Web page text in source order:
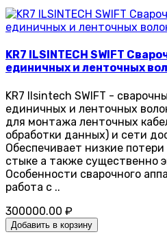
KR7 ILSINTECH SWIFT
единичных и ленточных
KR7 Ilsintech SWIFT -
единичных и ленточных
для монтажа ленточных
обработки данных) и сети
Обеспечивает низкие
стыке а также существенно
Особенности сварочного
работа с ..
300000.00 ₽
Добавить в корзину